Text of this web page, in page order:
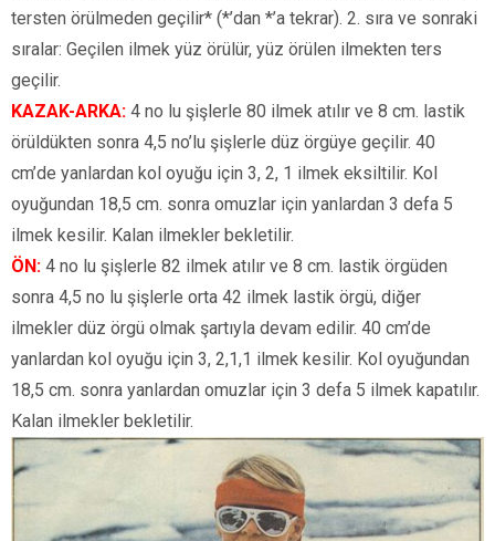
tersten örülmeden geçilir* (*’dan *’a tekrar). 2. sıra ve sonraki
sıralar: Geçilen ilmek yüz örülür, yüz örülen ilmekten ters
geçilir.
KAZAK-ARKA: 4 no lu şişlerle 80 ilmek atılır ve 8 cm. lastik
örüldükten sonra 4,5 no’lu şişlerle düz örgüye geçilir. 40
cm’de yanlardan kol oyuğu için 3, 2, 1 ilmek eksiltilir. Kol
oyuğundan 18,5 cm. sonra omuzlar için yanlardan 3 defa 5
ilmek kesilir. Kalan ilmekler bekletilir.
ÖN: 4 no lu şişlerle 82 ilmek atılır ve 8 cm. lastik örgüden
sonra 4,5 no lu şişlerle orta 42 ilmek lastik örgü, diğer
ilmekler düz örgü olmak şartıyla devam edilir. 40 cm’de
yanlardan kol oyuğu için 3, 2,1,1 ilmek kesilir. Kol oyuğundan
18,5 cm. sonra yanlardan omuzlar için 3 defa 5 ilmek kapatılır.
Kalan ilmekler bekletilir.